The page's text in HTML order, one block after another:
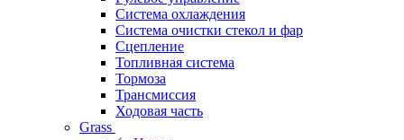
Система охлаждения
Система очистки стекол и фар
Сцепление
Топливная система
Тормоза
Трансмиссия
Ходовая часть
Grass